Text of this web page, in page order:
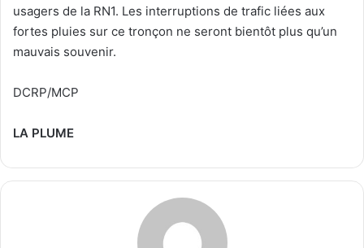
usagers de la RN1. Les interruptions de trafic liées aux
fortes pluies sur ce tronçon ne seront bientôt plus qu’un
mauvais souvenir.
DCRP/MCP
LA PLUME